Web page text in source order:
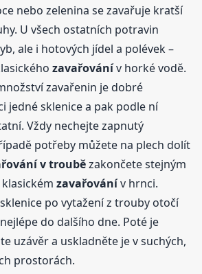
nebo zelenina se zavařuje kratší
U všech ostatních potravin
ale i hotových jídel a polévek –
zavařovánív horké vodě.
zavařenin je dobré
jedné sklenice a pak podle ní
Vždy nechejte zapnutý
potřeby můžete na plech dolít
v troubězakončete stejným
klasickémzavařovánív hrnci.
po vytažení z trouby otočí
do dalšího dne. Poté je
uzávěr a uskladněte je v suchých,
prostorách.